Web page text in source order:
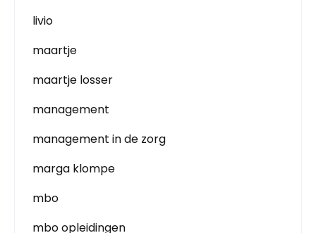
livio
maartje
maartje losser
management
management in de zorg
marga klompe
mbo
mbo opleidingen